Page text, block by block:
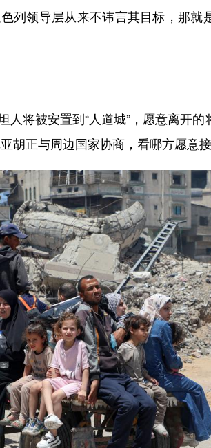
列领导层从来不讳言其目标，那就
将被安置到“人道城”，愿意离开的
胡正与周边国家协商，看哪方愿意接